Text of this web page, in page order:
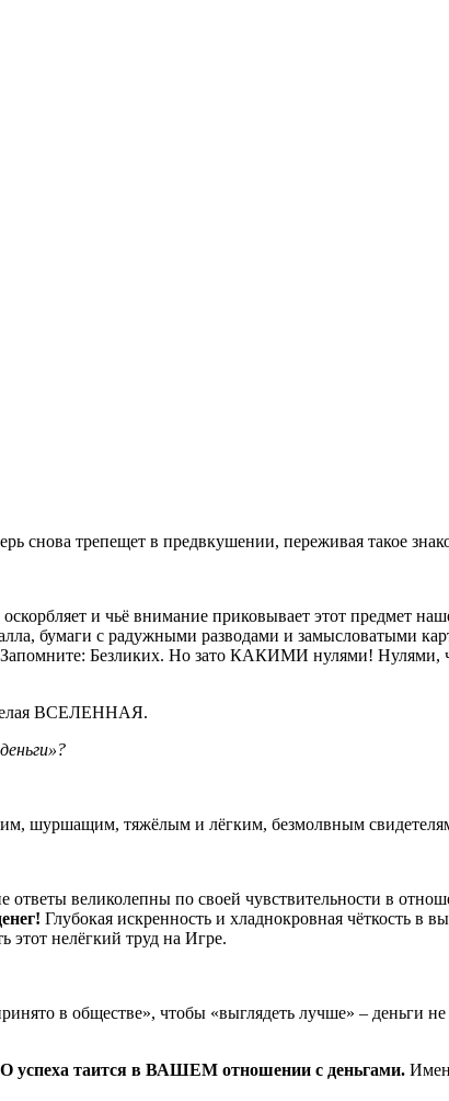
снова трепещет в предвкушении, переживая такое
оскорбляет и чьё внимание приковывает этот предмет
бумаги с радужными разводами и замысловатыми
Безликих. Но зато КАКИМИ нулями! Нулями,
ВСЕЛЕННАЯ.
шуршащим, тяжёлым и лёгким, безмолвным
великолепны по своей чувствительности в
Глубокая искренность и хладнокровная чёткость в
этот нелёгкий труд на Игре.
в обществе», чтобы «выглядеть лучше» – деньги
таится в ВАШЕМ отношении с деньгами.